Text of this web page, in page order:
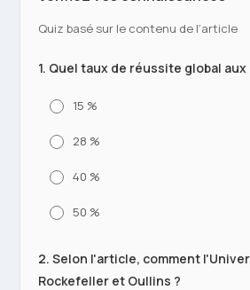
Quiz basé sur le contenu de l’article
1. Quel taux de réussite global
15 %
28 %
40 %
50 %
2. Selon l'article, comment
Rockefeller et Oullins ?